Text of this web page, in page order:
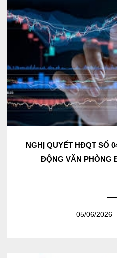
NGHỊ QUYẾT HĐQT SỐ
ĐỘNG VĂN PHÒNG
05/06/2026